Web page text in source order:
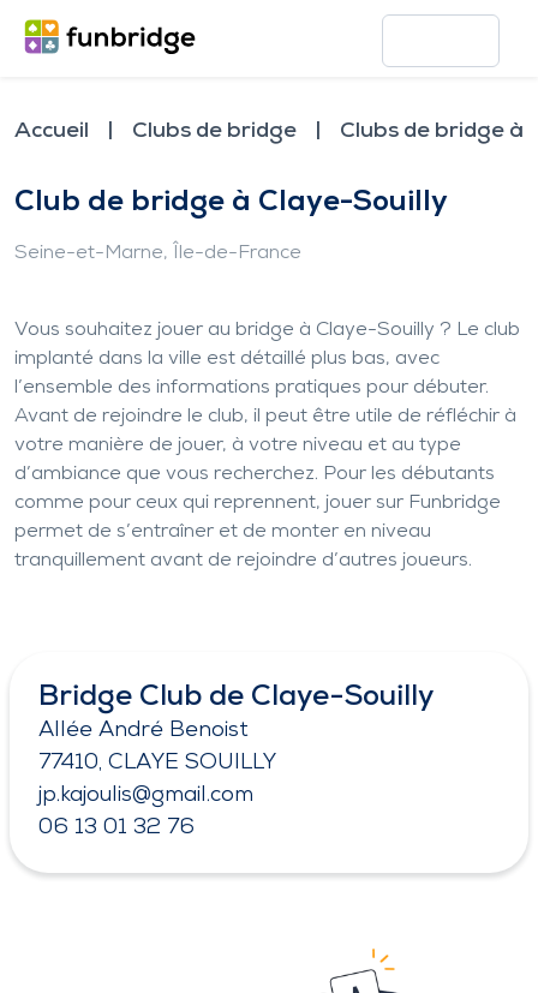
Accueil Clubs de bridge Clubs de bridge à
Club de bridge à Claye-Souilly
Seine-et-Marne, Île-de-France
Vous souhaitez jouer au bridge à Claye-Souilly ? Le club
implanté dans la ville est détaillé plus bas, avec
l’ensemble des informations pratiques pour débuter.
Avant de rejoindre le club, il peut être utile de réfléchir à
votre manière de jouer, à votre niveau et au type
d’ambiance que vous recherchez. Pour les débutants
comme pour ceux qui reprennent, jouer sur Funbridge
permet de s’entraîner et de monter en niveau
tranquillement avant de rejoindre d’autres joueurs.
Bridge Club de Claye-Souilly
Allée André Benoist
77410, CLAYE SOUILLY
jp.kajoulis@gmail.com
06 13 01 32 76